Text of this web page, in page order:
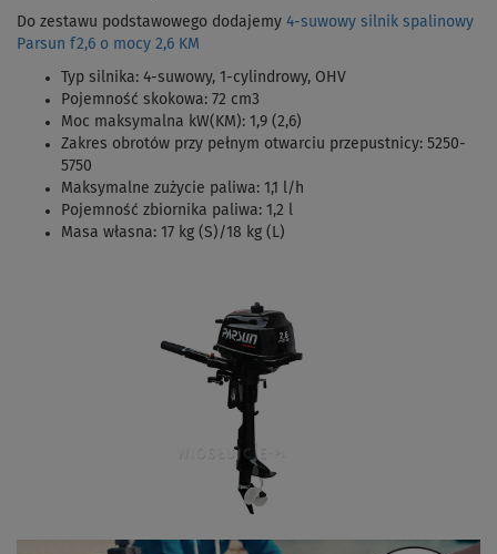
Do zestawu podstawowego dodajemy 4-suwowy silnik spalinowy
Parsun f2,6 o mocy 2,6 KM
Typ silnika: 4-suwowy, 1-cylindrowy, OHV
Pojemność skokowa: 72 cm3
Moc maksymalna kW(KM): 1,9 (2,6)
Zakres obrotów przy pełnym otwarciu przepustnicy: 5250-
5750
Maksymalne zużycie paliwa: 1,1 l/h
Pojemność zbiornika paliwa: 1,2 l
Masa własna: 17 kg (S)/18 kg (L)